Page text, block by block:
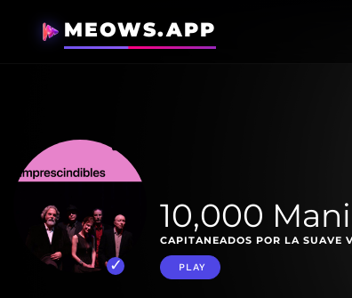
MEOWS.APP
10,000
CAPITANEADOS POR LA SUAVE
PLAY